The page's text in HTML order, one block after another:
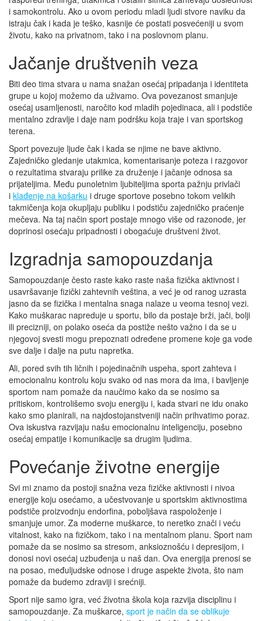
i samokontrolu. Ako u ovom periodu mladi ljudi stvore naviku da
istraju čak i kada je teško, kasnije će postati posvećeniji u svom
životu, kako na privatnom, tako i na poslovnom planu.
Jačanje društvenih veza
Biti deo tima stvara u nama snažan osećaj pripadanja i identiteta
grupe u kojoj možemo da uživamo. Ova povezanost smanjuje
osećaj usamljenosti, naročito kod mladih pojedinaca, ali i podstiče
mentalno zdravlje i daje nam podršku koja traje i van sportskog
terena.
Sport povezuje ljude čak i kada se njime ne bave aktivno.
Zajedničko gledanje utakmica, komentarisanje poteza i razgovor
o rezultatima stvaraju prilike za druženje i jačanje odnosa sa
prijateljima. Među punoletnim ljubiteljima sporta pažnju privlači
i klađenje na košarku i druge sportove posebno tokom velikih
takmičenja koja okupljaju publiku i podstiču zajedničko praćenje
mečeva. Na taj način sport postaje mnogo više od razonode, jer
doprinosi osećaju pripadnosti i obogaćuje društveni život.
Izgradnja samopouzdanja
Samopouzdanje često raste kako raste naša fizička aktivnost i
usavršavanje fizički zahtevnih veština, a već je od ranog uzrasta
jasno da se fizička i mentalna snaga nalaze u veoma tesnoj vezi.
Kako muškarac napreduje u sportu, bilo da postaje brži, jači, bolji
ili precizniji, on polako oseća da postiže nešto važno i da se u
njegovoj svesti mogu prepoznati određene promene koje ga vode
sve dalje i dalje na putu napretka.
Ali, pored svih tih ličnih i pojedinačnih uspeha, sport zahteva i
emocionalnu kontrolu koju svako od nas mora da ima, i bavljenje
sportom nam pomaže da naučimo kako da se nosimo sa
pritiskom, kontrolišemo svoju energiju i, kada stvari ne idu onako
kako smo planirali, na najdostojanstveniji način prihvatimo poraz.
Ova iskustva razvijaju našu emocionalnu inteligenciju, posebno
osećaj empatije i komunikacije sa drugim ljudima.
Povećanje životne energije
Svi mi znamo da postoji snažna veza fizičke aktivnosti i nivoa
energije koju osećamo, a učestvovanje u sportskim aktivnostima
podstiče proizvodnju endorfina, poboljšava raspoloženje i
smanjuje umor. Za moderne muškarce, to neretko znači i veću
vitalnost, kako na fizičkom, tako i na mentalnom planu. Sport nam
pomaže da se nosimo sa stresom, anksioznošću i depresijom, i
donosi novi osećaj uzbuđenja u naš dan. Ova energija prenosi se
na posao, međuljudske odnose i druge aspekte života, što nam
pomaže da budemo zdraviji i srećniji.
Sport nije samo igra, već životna škola koja razvija disciplinu i
samopouzdanje. Za muškarce, sport je način da se oblikuje